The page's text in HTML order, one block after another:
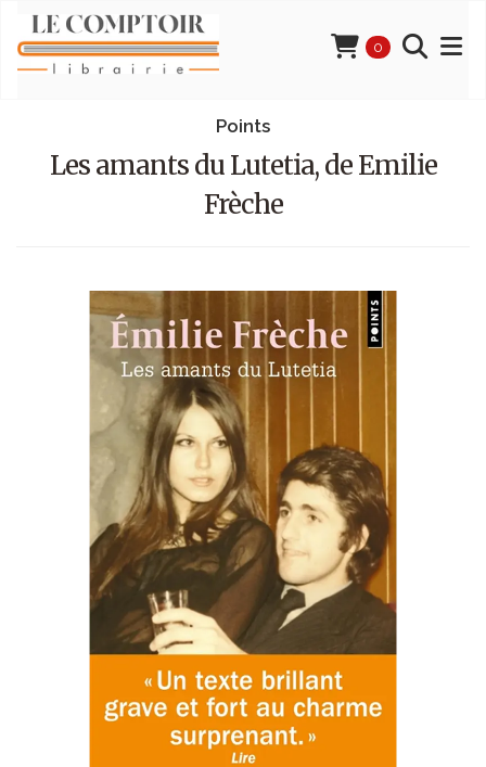
0
Points
Les amants du Lutetia, de Emilie
Frèche